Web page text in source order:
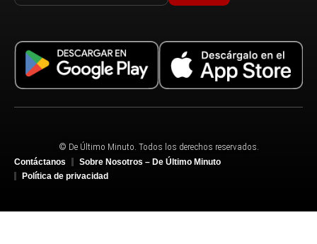
© De Último Minuto. Todos los derechos reservados.
Contáctanos
Sobre Nosotros – De Último Minuto
Política de privacidad